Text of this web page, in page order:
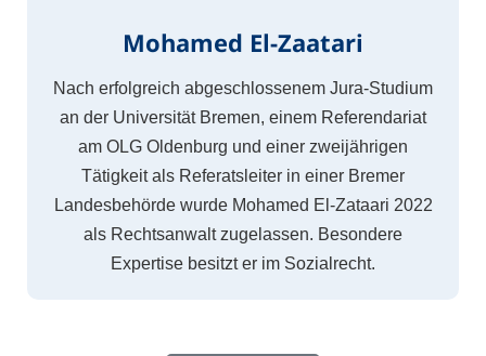
Mohamed El-Zaatari
Nach erfolgreich abgeschlossenem Jura-Studium
an der Universität Bremen, einem Referendariat
am OLG Oldenburg und einer zweijährigen
Tätigkeit als Referatsleiter in einer Bremer
Landesbehörde wurde Mohamed El-Zataari 2022
als Rechtsanwalt zugelassen. Besondere
Expertise besitzt er im Sozialrecht.